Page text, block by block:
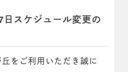
日スケジュール変更の
をご利用いただき誠に